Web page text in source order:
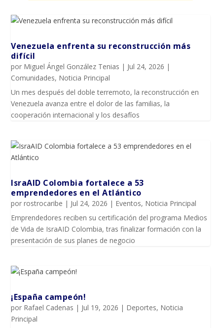
Venezuela enfrenta su reconstrucción más
difícil
por Miguel Ángel González Tenias | Jul 24, 2026 |
Comunidades, Noticia Principal
Un mes después del doble terremoto, la reconstrucción en
Venezuela avanza entre el dolor de las familias, la
cooperación internacional y los desafíos
IsraAID Colombia fortalece a 53
emprendedores en el Atlántico
porrostrocaribe | Jul 24, 2026 | Eventos, Noticia Principal
Emprendedores reciben su certificación del programa Medios
de Vida de IsraAID Colombia, tras finalizar formación con la
presentación de sus planes de negocio
¡España campeón!
por Rafael Cadenas | Jul 19, 2026 | Deportes, Noticia
Principal